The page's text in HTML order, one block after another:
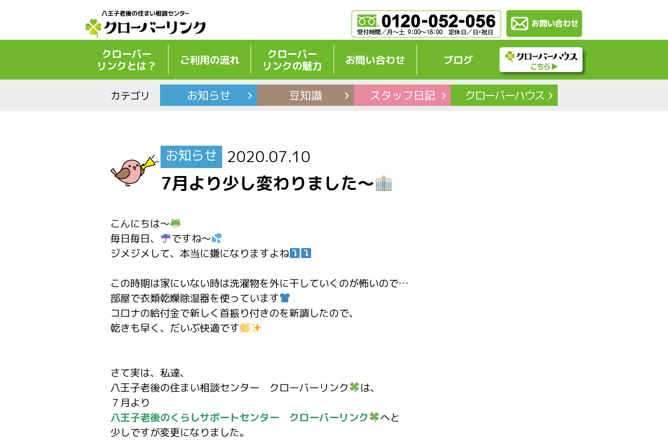
クローバー
リンクとは？
ご利用の流れ
クローバー
リンクの魅力
お問い合わせ ブログ
カテゴリ お知らせ 豆知識 スタッフ日記 クローバーハウス
お知らせ 2020.07.10
7月より少し変わりました～
こんにちは～
毎日毎日、
ですね～
ジメジメして、本当に嫌になりますよね
この時期は家にいない時は洗濯物を外に干していくのが怖いので…
部屋で衣類乾燥除湿器を使っています
コロナの給付金で新しく首振り付きのを新調したので、
乾きも早く、だいぶ快適です
さて実は、私達、
八王子老後の住まい相談センター クローバーリンク
は、
７月より
八王子老後のくらしサポートセンター
クローバーリンク
へと
少しですが変更になりました。